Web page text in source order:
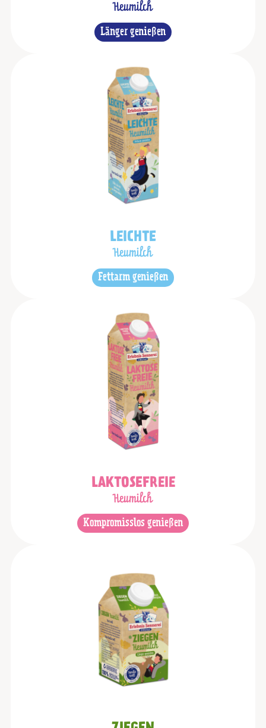
Heumilch
Länger genießen
LEICHTE
Heumilch
Fettarm genießen
LAKTOSEFREIE
Heumilch
Kompromisslos genießen